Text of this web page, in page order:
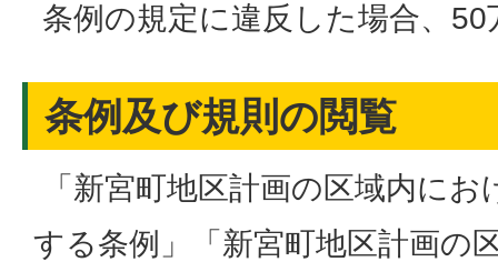
条例の規定に違反した場合、50
条例及び規則の閲覧
「新宮町地区計画の区域内に
する条例」「新宮町地区計画の